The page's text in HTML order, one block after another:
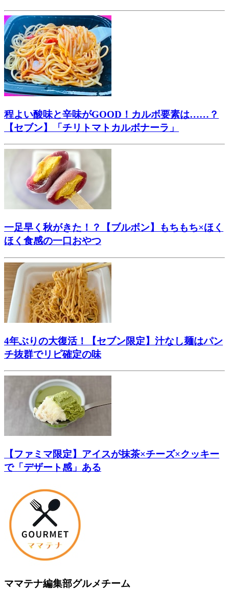
程よい酸味と辛味がGOOD！カルボ要素は……？
【セブン】「チリトマトカルボナーラ」
一足早く秋がきた！？【ブルボン】もちもち×ほく
ほく食感の一口おやつ
4年ぶりの大復活！【セブン限定】汁なし麺はパン
チ抜群でリピ確定の味
【ファミマ限定】アイスが抹茶×チーズ×クッキー
で「デザート感」ある
ママテナ編集部グルメチーム